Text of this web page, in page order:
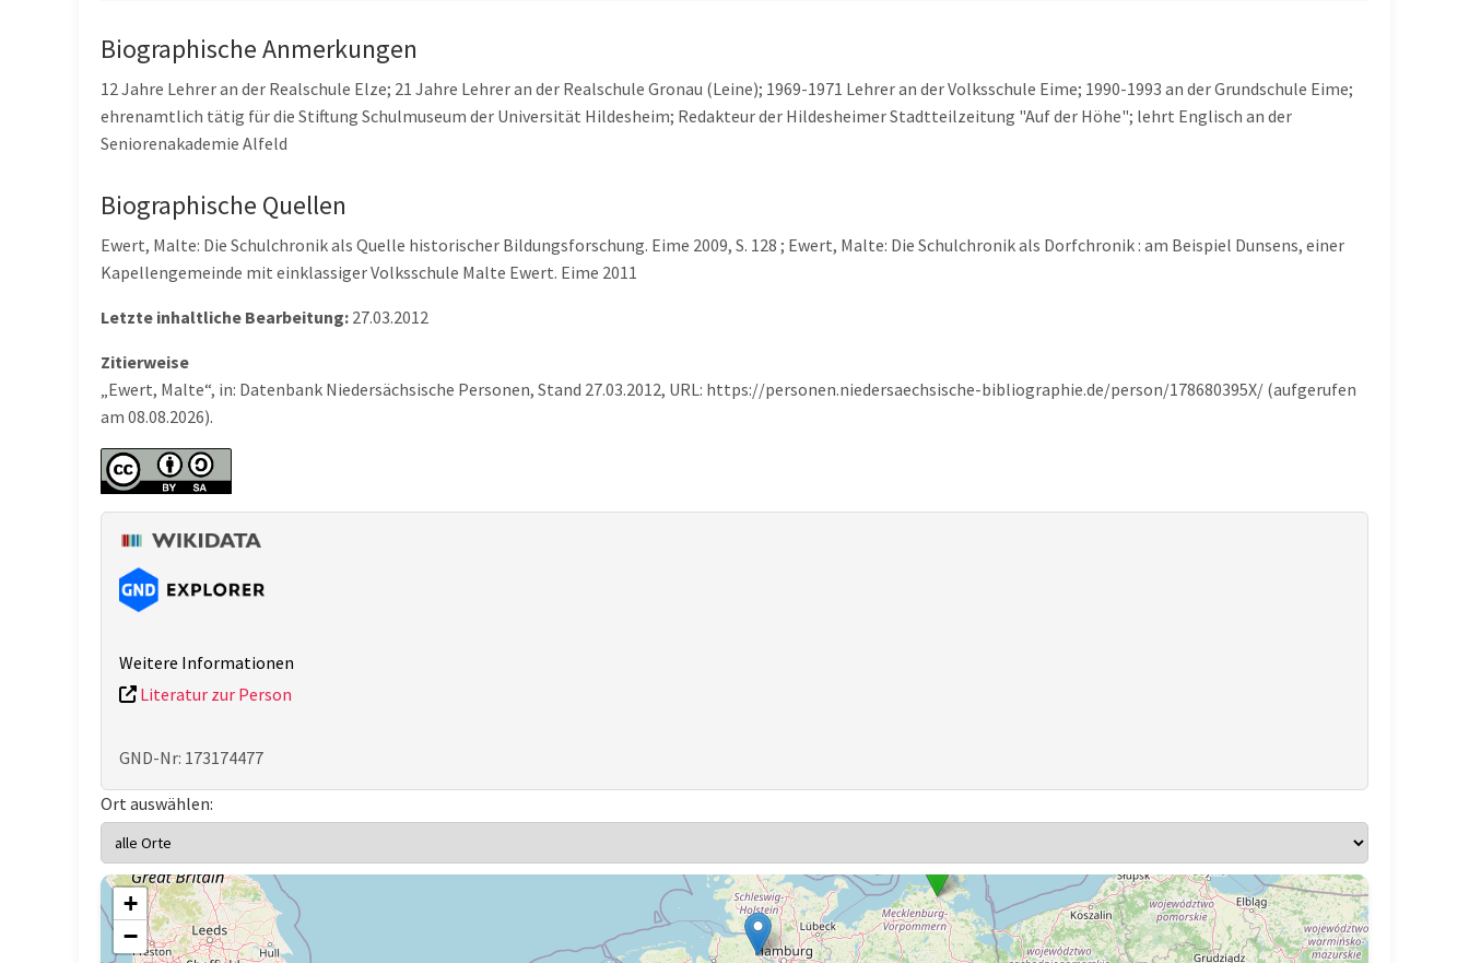
Biographische Anmerkungen
12 Jahre Lehrer an der Realschule Elze; 21 Jahre Lehrer an der Realschule Gronau (Leine); 1969-1971 Lehrer an der Volksschule Eime; 1990-1993 an der Grundschule Eime;
ehrenamtlich tätig für die Stiftung Schulmuseum der Universität Hildesheim; Redakteur der Hildesheimer Stadtteilzeitung "Auf der Höhe"; lehrt Englisch an der
Seniorenakademie Alfeld
Biographische Quellen
Ewert, Malte: Die Schulchronik als Quelle historischer Bildungsforschung. Eime 2009, S. 128 ; Ewert, Malte: Die Schulchronik als Dorfchronik : am Beispiel Dunsens, einer
Kapellengemeinde mit einklassiger Volksschule Malte Ewert. Eime 2011
Letzte inhaltliche Bearbeitung: 27.03.2012
Zitierweise
„Ewert, Malte“, in: Datenbank Niedersächsische Personen, Stand 27.03.2012, URL: https://personen.niedersaechsische-bibliographie.de/person/178680395X/ (aufgerufen
am 08.08.2026).
Weitere Informationen
Literatur zur Person
GND-Nr: 173174477
Ort auswählen:
+
−